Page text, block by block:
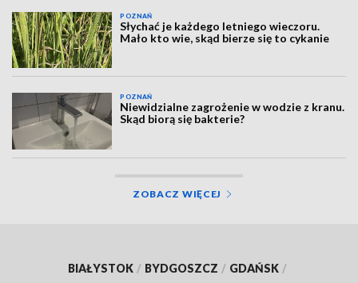
POZNAŃ
Słychać je każdego letniego wieczoru.
Mało kto wie, skąd bierze się to cykanie
POZNAŃ
Niewidzialne zagrożenie w wodzie z kranu.
Skąd biorą się bakterie?
ZOBACZ WIĘCEJ
BIAŁYSTOK / BYDGOSZCZ / GDAŃSK /